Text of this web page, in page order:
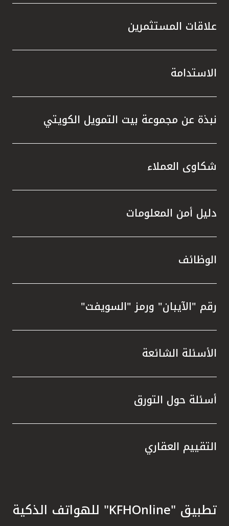
علاقات المستثمرين
الاستدامة
نبذة عن مجموعة بيت التمويل الكويتي
شكاوى العملاء
دليل أمن المعلومات
الوظائف
رقم "الآيبان" ورمز "السويفت"
الأسئلة الشائعة
أسئلة حول التورق
التقييم العقاري
تطبيق "KFHOnline" للهواتف الذكية